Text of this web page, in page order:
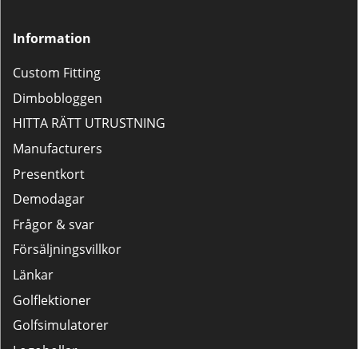
Information
Custom Fitting
Dimbobloggen
HITTA RÄTT UTRUSTNING
Manufacturers
Presentkort
Demodagar
Frågor & svar
Försäljningsvillkor
Länkar
Golflektioner
Golfsimulatorer